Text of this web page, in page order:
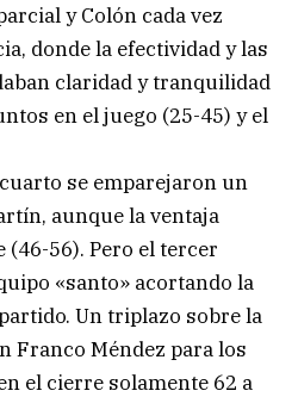
y Colón cada vez
donde la efectividad y las
claridad y tranquilidad
en el juego (25-45) y el
se emparejaron un
aunque la ventaja
(46-56). Pero el tercer
«santo» acortando la
Un triplazo sobre la
Franco Méndez para los
el cierre solamente 62 a